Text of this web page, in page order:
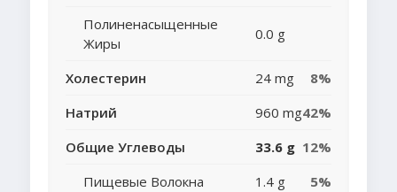
Полиненасыщенные
Жиры
0.0 g
Холестерин 24 mg
8%
Натрий
960 mg42%
Общие Углеводы
33.6 g 12%
Пищевые Волокна
1.4 g
5%